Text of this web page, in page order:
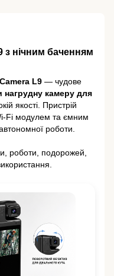
з нічним баченням
L9 — чудове
нагрудну камеру для
якості. Пристрій
Fi модулем та ємним
роботи.
роботи, подорожей,